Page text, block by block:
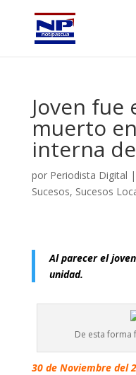
Joven
muerto
interna
por Periodista Digital |
Sucesos, Sucesos
Al parecer el
unidad.
De esta forma
30 de Noviembre del